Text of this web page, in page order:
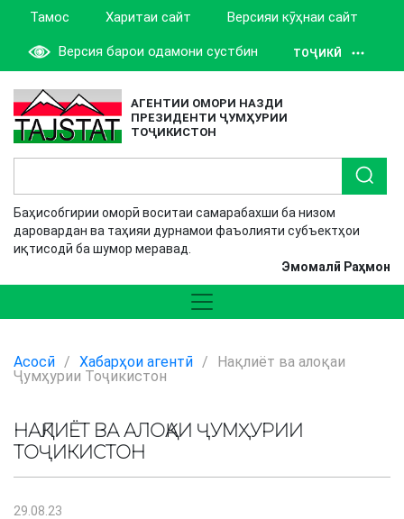
Тамос Харитаи сайт Версияи кӯҳнаи сайт
Версия барои одамони сустбин ТОҶИКӢ
АГЕНТИИ ОМОРИ НАЗДИ
ПРЕЗИДЕНТИ ҶУМҲУРИИ
ТОҶИКИСТОН
Баҳисобгирии оморӣ воситаи самарабахши ба низом
даровардан ва таҳияи дурнамои фаъолияти субъектҳои
иқтисодӣ ба шумор меравад.
Эмомалӣ Раҳмон
Асосӣ / Хабарҳои агентӣ /
Нақлиёт ва алоқаи
Ҷумҳурии Тоҷикистон
НАҚЛИЁТ ВА АЛОҚАИ ҶУМҲУРИИ
ТОҶИКИСТОН
29.08.23